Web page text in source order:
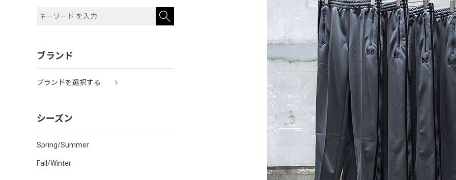
ブランド
ブランドを選択する
シーズン
Spring/Summer
Fall/Winter